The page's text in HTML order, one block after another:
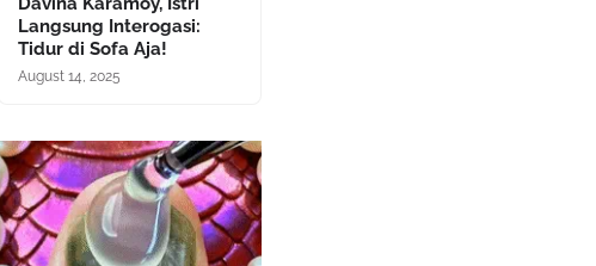
Langsung Interogasi:
Tidur di Sofa Aja!
August 14, 2025